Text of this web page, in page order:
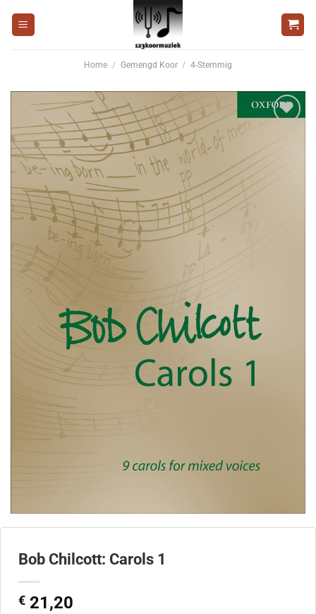
naar
Home / Gemengd Koor / 4-Stemmig
Bob Chilcott: Carols 1
€ 21,20